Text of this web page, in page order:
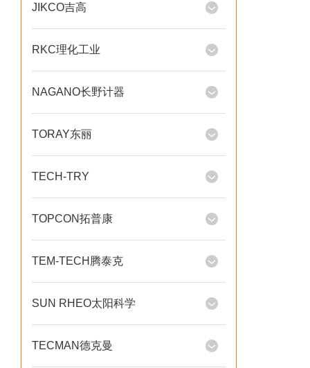
JIKCO吉高
RKC理化工业
NAGANO长野计器
TORAY东丽
TECH-TRY
TOPCON拓普康
TEM-TECH腾泰克
SUN RHEO太阳科学
TECMAN德克曼